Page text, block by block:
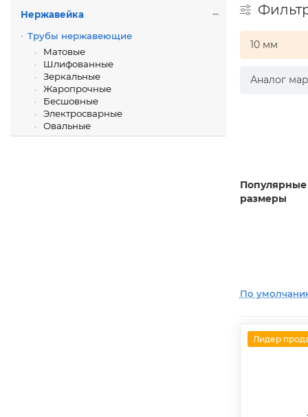
Нержавейка
Трубы нержавеющие
Матовые
Шлифованные
Зеркальные
Жаропрочные
Бесшовные
Электросварные
Овальные
10 мм
Аналог
Популярные
размеры
По
Лидер